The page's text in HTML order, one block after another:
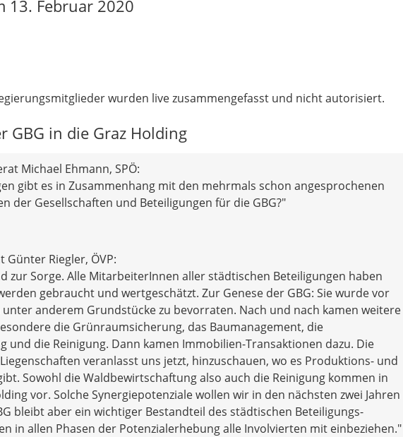
13. Februar 2020
wurden live zusammengefasst und nicht autorisiert.
GBG in die Graz Holding
Michael Ehmann, SPÖ:
gibt es in Zusammenhang mit den mehrmals schon angesprochenen
der Gesellschaften und Beteiligungen für die GBG?"
Riegler, ÖVP:
zur Sorge. Alle MitarbeiterInnen aller städtischen Beteiligungen haben
gebraucht und wertgeschätzt. Zur Genese der GBG: Sie wurde vor
anderem Grundstücke zu bevorraten. Nach und nach kamen weitere
die Grünraumsicherung, das Baumanagement, die
und die Reinigung. Dann kamen Immobilien-Transaktionen dazu. Die
veranlasst uns jetzt, hinzuschauen, wo es Produktions- und
Sowohl die Waldbewirtschaftung also auch die Reinigung kommen in
vor. Solche Synergiepotenziale wollen wir in den nächsten zwei Jahren
bleibt aber ein wichtiger Bestandteil des städtischen Beteiligungs-
in allen Phasen der Potenzialerhebung alle Involvierten mit einbeziehen."